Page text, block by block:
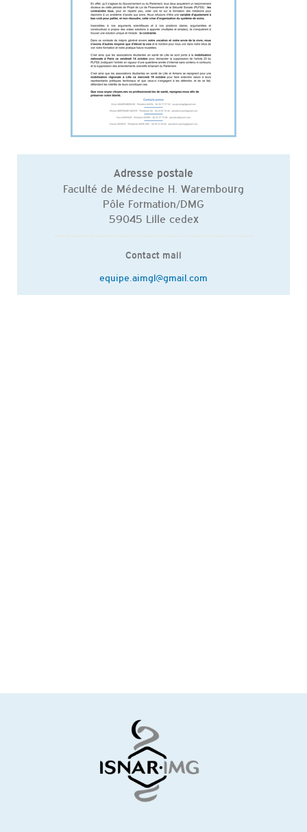
Adresse postale
Faculté de Médecine H. Warembourg
Pôle Formation/DMG
59045 Lille cedex
Contact mail
equipe.aimgl@gmail.com